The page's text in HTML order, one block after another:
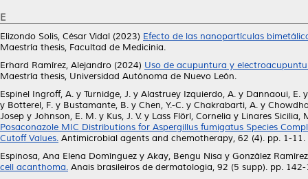
E
Elizondo Solis, César Vidal (2023) Efecto de las nanopartículas
Maestría thesis, Facultad de Medicinia.
Erhard Ramírez, Alejandro (2024) Uso de acupuntura y
Maestría thesis, Universidad Autónoma de Nuevo León.
Espinel Ingroff, A. y Turnidge, J. y Alastruey Izquierdo, A. y Dannaoui, E.
y Botterel, F. y Bustamante, B. y Chen, Y.-C. y Chakrabarti, A. y
Josep y Johnson, E. M. y Kus, J. V. y Lass Flörl, Cornelia y Linares Sicilia,
Posaconazole MIC Distributions for Aspergillus fumigatus Species
Cutoff Values. Antimicrobial agents and chemotherapy, 62 (4). pp. 1-
Espinosa, Ana Elena Domínguez y Akay, Bengu Nisa y González
cell acanthoma. Anais brasileiros de dermatologia, 92 (5 supp). pp.